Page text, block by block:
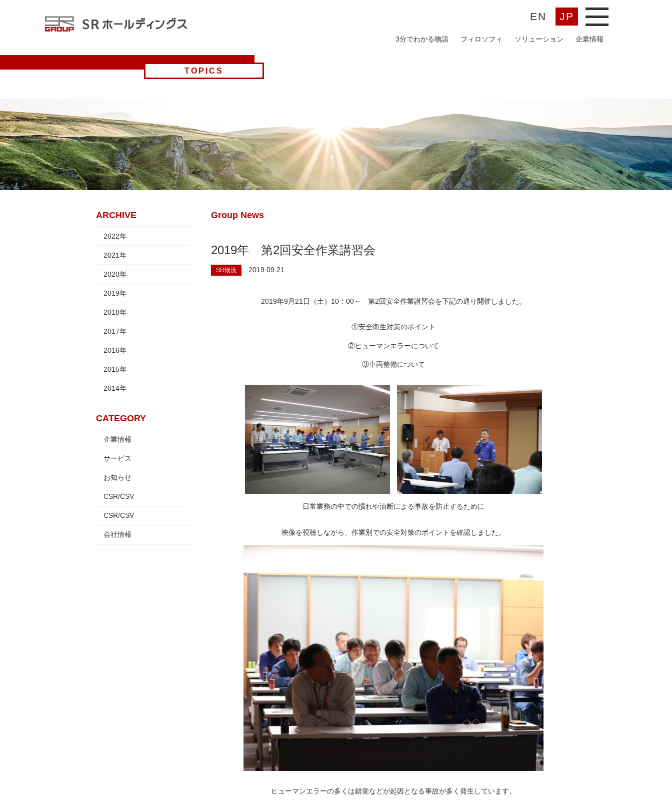
メ
ュ
EN JP
3分でわかる物語 フィロソフィ ソリューション 企業情報
TOPICS
Group News
2019年 第2回安全作業講習会
SR物流 2019.09.21
2019年9月21日（土）10：00～ 第2回安全作業講習会を下記の通り開催しました。
①安全衛生対策のポイント
②ヒューマンエラーについて
③車両整備について
日常業務の中での慣れや油断による事故を防止するために
映像を視聴しながら、作業別での安全対策のポイントを確認しました。
ヒューマンエラーの多くは錯覚などが起因となる事故が多く発生しています。
ARCHIVE
2022年
2021年
2020年
2019年
2018年
2017年
2016年
2015年
2014年
CATEGORY
企業情報
サービス
お知らせ
CSR/CSV
CSR/CSV
会社情報